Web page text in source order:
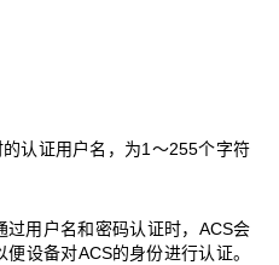
认证用户名，为1～255个字符
过用户名和密码认证时，ACS会
设备对ACS的身份进行认证。